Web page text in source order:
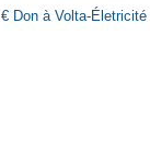
€ Don à Volta-Életricité